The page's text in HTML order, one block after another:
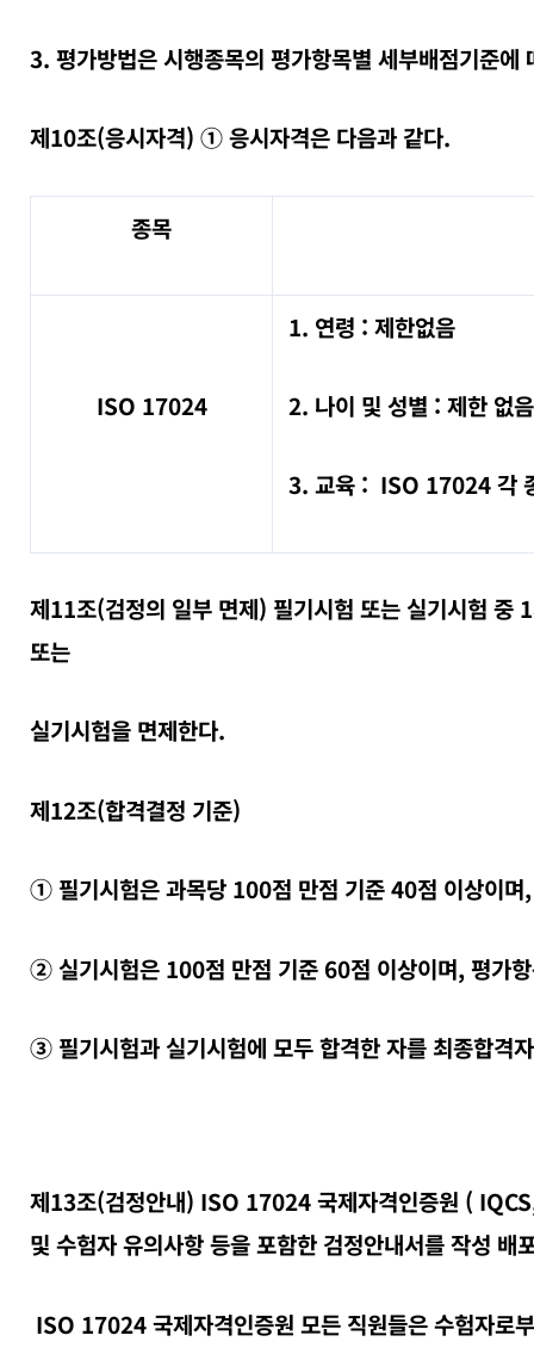
3. 평가방법은 시행종목의 평가항목별 세부배점기준에
제10조(응시자격) ① 응시자격은 다음과 같다.
종목
ISO 17024
1. 연령 : 제한없음
2. 나이 및 성별 : 제한 없음
3. 교육 : ISO 17024 각
제11조(검정의 일부 면제) 필기시험 또는 실기시험 중
또는
실기시험을 면제한다.
제12조(합격결정 기준)
① 필기시험은 과목당 100점 만점 기준 40점 이상이
② 실기시험은 100점 만점 기준 60점 이상이며, 평가
③ 필기시험과 실기시험에 모두 합격한 자를 최종합격
제13조(검정안내) ISO 17024 국제자격인증원 (
및 수험자 유의사항 등을 포함한 검정안내서를 작성 배
ISO 17024 국제자격인증원 모든 직원들은 수험자로